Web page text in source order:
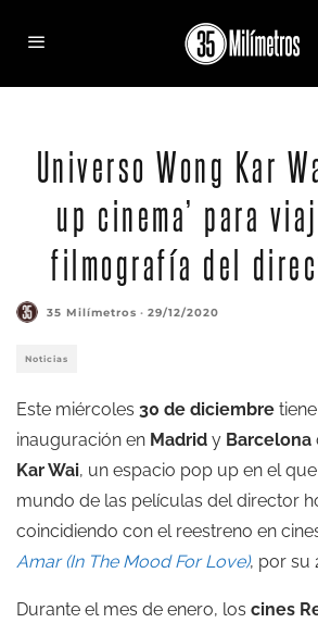
Universo Wong Kar
up cinema’ para
filmografía del
35 Milímetros · 29/12/2020
Noticias
Este miércoles 30 de diciembre
inauguración en Madrid y Barcelona
Kar Wai, un espacio pop up en el
mundo de las películas del director
coincidiendo con el reestreno en
Amar (In The Mood For Love), por su
Durante el mes de enero, los cines